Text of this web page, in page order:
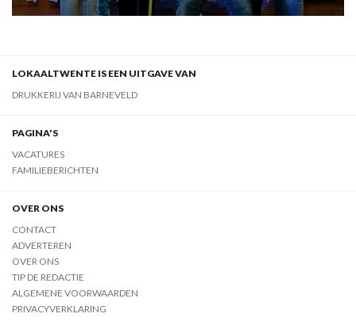
LOKAALTWENTE IS EEN UITGAVE VAN
DRUKKERIJ VAN BARNEVELD
PAGINA'S
VACATURES
FAMILIEBERICHTEN
OVER ONS
CONTACT
ADVERTEREN
OVER ONS
TIP DE REDACTIE
ALGEMENE VOORWAARDEN
PRIVACYVERKLARING